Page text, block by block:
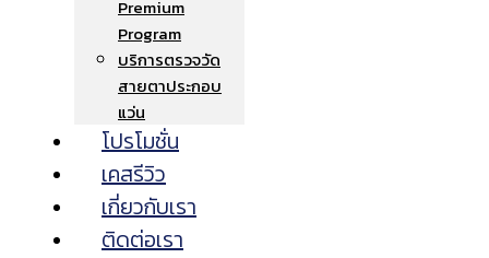
Premium
Program
บริการตรวจวัด
สายตาประกอบ
แว่น
โปรโมชั่น
เคสรีวิว
เกี่ยวกับเรา
ติดต่อเรา